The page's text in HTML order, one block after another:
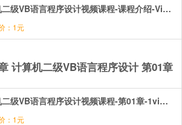
计算机二级VB语言程序设计视频课程-课程介绍-VisualBasic数据库程序设计考纲及课程介绍.mp4
：1元
计算机二级VB语言程序设计 第01章
计算机二级VB语言程序设计视频课程-第01章-1visualbasic程序开发环境.mp4
：1元